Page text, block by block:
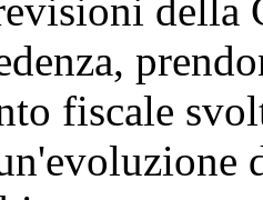
della
fiscale